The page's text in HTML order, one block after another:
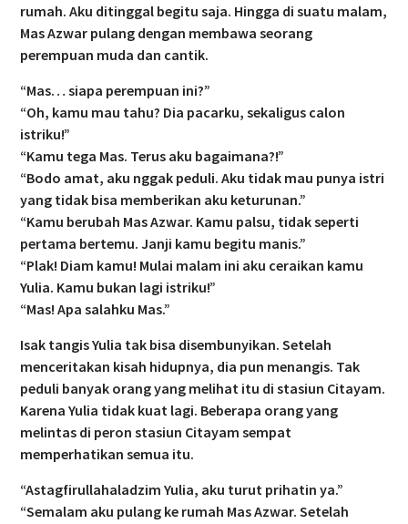
rumah. Aku ditinggal begitu saja. Hingga di suatu malam,
Mas Azwar pulang dengan membawa seorang
perempuan muda dan cantik.
“Mas… siapa perempuan ini?”
“Oh, kamu mau tahu? Dia pacarku, sekaligus calon
istriku!”
“Kamu tega Mas. Terus aku bagaimana?!”
“Bodo amat, aku nggak peduli. Aku tidak mau punya istri
yang tidak bisa memberikan aku keturunan.”
“Kamu berubah Mas Azwar. Kamu palsu, tidak seperti
pertama bertemu. Janji kamu begitu manis.”
“Plak! Diam kamu! Mulai malam ini aku ceraikan kamu
Yulia. Kamu bukan lagi istriku!”
“Mas! Apa salahku Mas.”
Isak tangis Yulia tak bisa disembunyikan. Setelah
menceritakan kisah hidupnya, dia pun menangis. Tak
peduli banyak orang yang melihat itu di stasiun Citayam.
Karena Yulia tidak kuat lagi. Beberapa orang yang
melintas di peron stasiun Citayam sempat
memperhatikan semua itu.
“Astagfirullahaladzim Yulia, aku turut prihatin ya.”
“Semalam aku pulang ke rumah Mas Azwar. Setelah